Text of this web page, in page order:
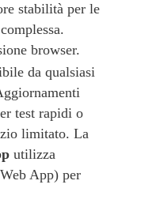
stabilità per le
browser.
da qualsiasi
test rapidi o
limitato. La
utilizza
App) per